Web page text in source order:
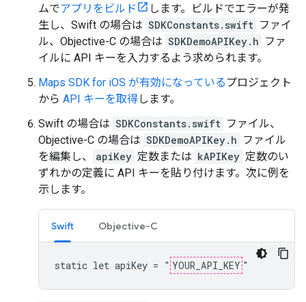
ムでアプリをビルド
します。ビルドでエラーが発
生し、Swift の場合は SDKConstants.swift ファイ
ル、Objective-C の場合は SDKDemoAPIKey.h ファ
イルに API キーを入力するよう求められます。
Maps SDK for iOS が有効になっている プロジェクト
から API キーを取得します。
Swift の場合は SDKConstants.swift ファイル、
Objective-C の場合は SDKDemoAPIKey.h ファイル
を編集し、
apiKey 定数または kAPIKey 定数のい
ずれかの定義に API キーを貼り付けます。次に例を
示します。
Swift Objective-C
static let apiKey = " YOUR_API_KEY "